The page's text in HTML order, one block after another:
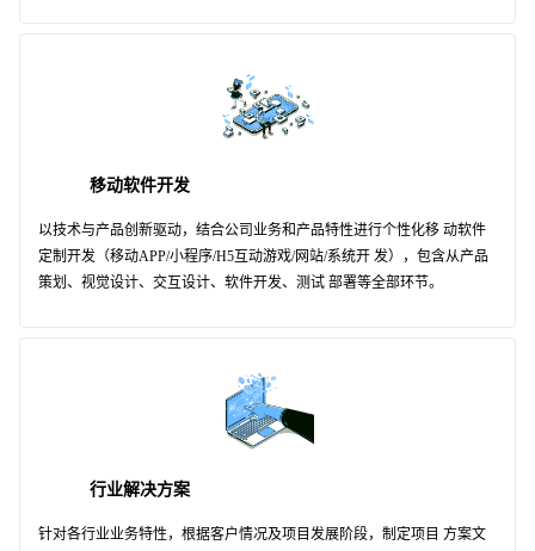
移动软件开发
以技术与产品创新驱动，结合公司业务和产品特性进行个性化移 动软件
定制开发（移动APP/小程序/H5互动游戏/网站/系统开 发），包含从产品
策划、视觉设计、交互设计、软件开发、测试 部署等全部环节。
行业解决方案
针对各行业业务特性，根据客户情况及项目发展阶段，制定项目 方案文